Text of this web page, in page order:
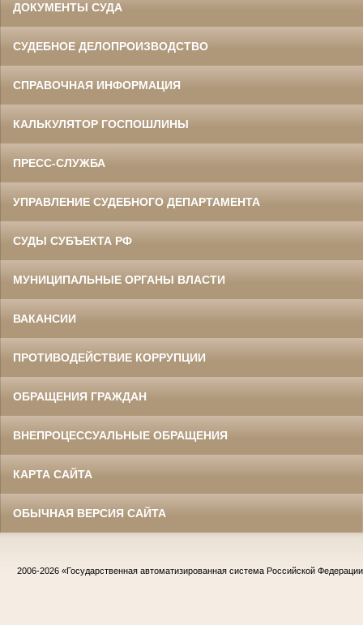
ДОКУМЕНТЫ СУДА
СУДЕБНОЕ ДЕЛОПРОИЗВОДСТВО
СПРАВОЧНАЯ ИНФОРМАЦИЯ
КАЛЬКУЛЯТОР ГОСПОШЛИНЫ
ПРЕСС-СЛУЖБА
УПРАВЛЕНИЕ СУДЕБНОГО ДЕПАРТАМЕНТА
СУДЫ СУБЪЕКТА РФ
МУНИЦИПАЛЬНЫЕ ОРГАНЫ ВЛАСТИ
ВАКАНСИИ
ПРОТИВОДЕЙСТВИЕ КОРРУПЦИИ
ОБРАЩЕНИЯ ГРАЖДАН
ВНЕПРОЦЕССУАЛЬНЫЕ ОБРАЩЕНИЯ
КАРТА САЙТА
ОБЫЧНАЯ ВЕРСИЯ САЙТА
2006-2026 «Государственная автоматизированная система Российской